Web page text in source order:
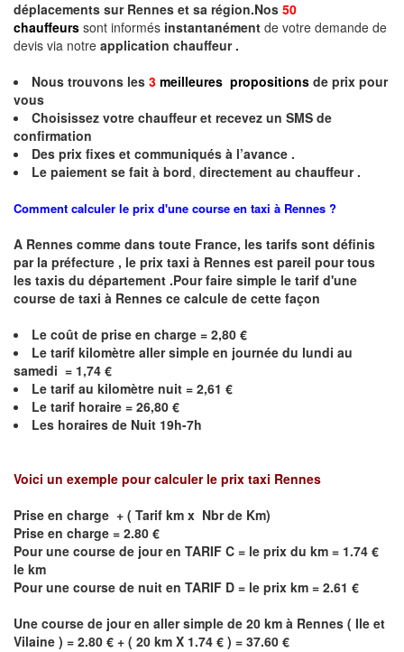
déplacements sur Rennes et sa région.Nos 50
chauffeurs sont informés instantanément de votre demande de
devis via notre application chauffeur .
Nous trouvons les 3 meilleures propositions de prix pour
vous
Choisissez votre chauffeur et recevez un SMS de
confirmation
Des prix fixes et communiqués à l’avance .
Le paiement se fait à bord, directement au chauffeur .
Comment calculer le prix d'une course en taxi à Rennes ?
A Rennes comme dans toute France, les tarifs sont définis
par la préfecture , le prix taxi à Rennes est pareil pour tous
les taxis du département .Pour faire simple le tarif d'une
course de taxi à Rennes ce calcule de cette façon
Le coût de prise en charge = 2,80 €
Le tarif kilomètre aller simple en journée du lundi au
samedi = 1,74 €
Le tarif au kilomètre nuit = 2,61 €
Le tarif horaire = 26,80 €
Les horaires de Nuit 19h-7h
Voici un exemple pour calculer le prix taxi Rennes
Prise en charge + ( Tarif km x Nbr de Km)
Prise en charge = 2.80 €
Pour une course de jour en TARIF C = le prix du km = 1.74 €
le km
Pour une course de nuit en TARIF D = le prix km = 2.61 €
Une course de jour en aller simple de 20 km à Rennes ( Ile et
Vilaine ) = 2.80 € + ( 20 km X 1.74 € ) = 37.60 €